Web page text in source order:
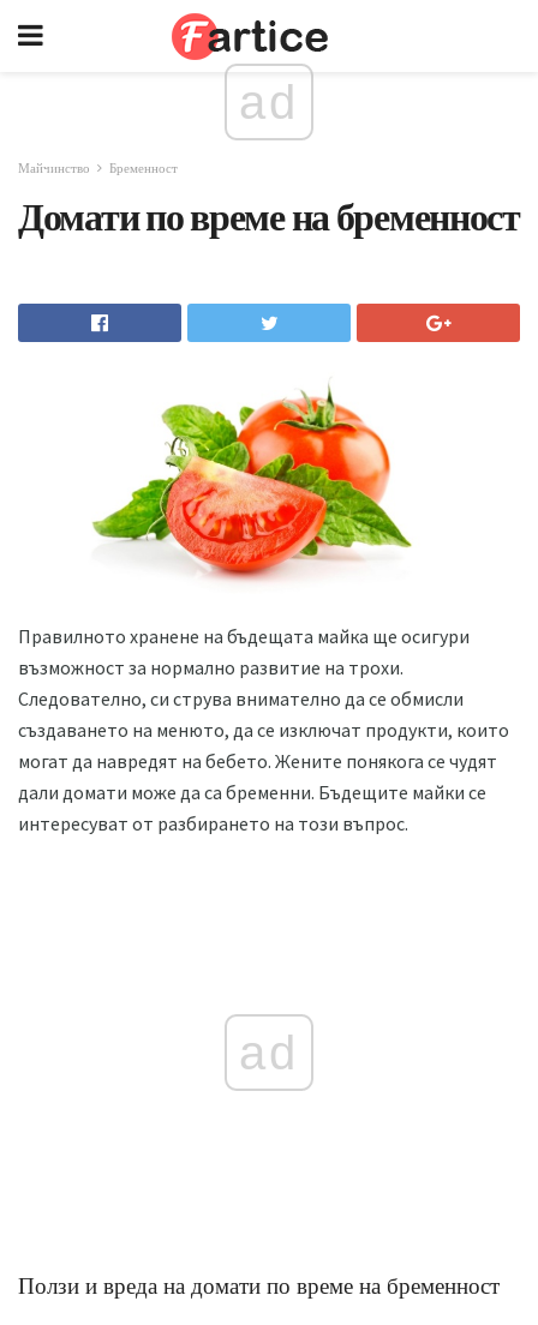
ad
Майчинство Бременност
Домати по време на бременност
Правилното хранене на бъдещата майка ще осигури
възможност за нормално развитие на трохи.
Следователно, си струва внимателно да се обмисли
създаването на менюто, да се изключат продукти, които
могат да навредят на бебето. Жените понякога се чудят
дали домати може да са бременни. Бъдещите майки се
интересуват от разбирането на този въпрос.
ad
Ползи и вреда на домати по време на бременност